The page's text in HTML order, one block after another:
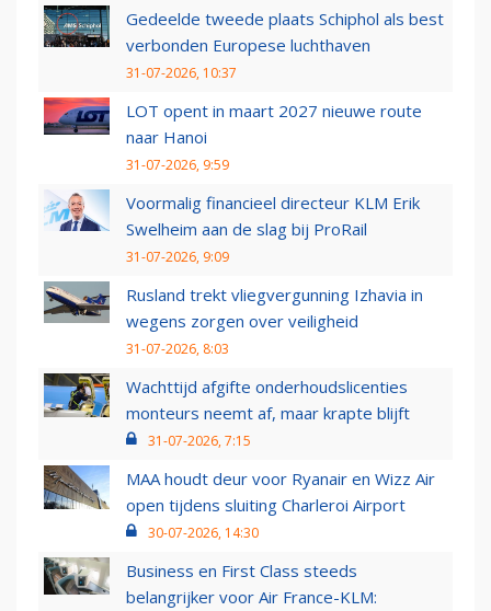
Gedeelde tweede plaats Schiphol als best
verbonden Europese luchthaven
31-07-2026, 10:37
LOT opent in maart 2027 nieuwe route
naar Hanoi
31-07-2026, 9:59
Voormalig financieel directeur KLM Erik
Swelheim aan de slag bij ProRail
31-07-2026, 9:09
Rusland trekt vliegvergunning Izhavia in
wegens zorgen over veiligheid
31-07-2026, 8:03
Wachttijd afgifte onderhoudslicenties
monteurs neemt af, maar krapte blijft
31-07-2026, 7:15
MAA houdt deur voor Ryanair en Wizz Air
open tijdens sluiting Charleroi Airport
30-07-2026, 14:30
Business en First Class steeds
belangrijker voor Air France-KLM: